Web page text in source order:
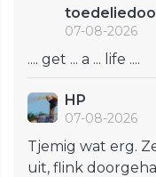
07-08-2026
.... get ... a ... life ....
HP
07-08-2026
Tjemig wat erg.
uit, flink